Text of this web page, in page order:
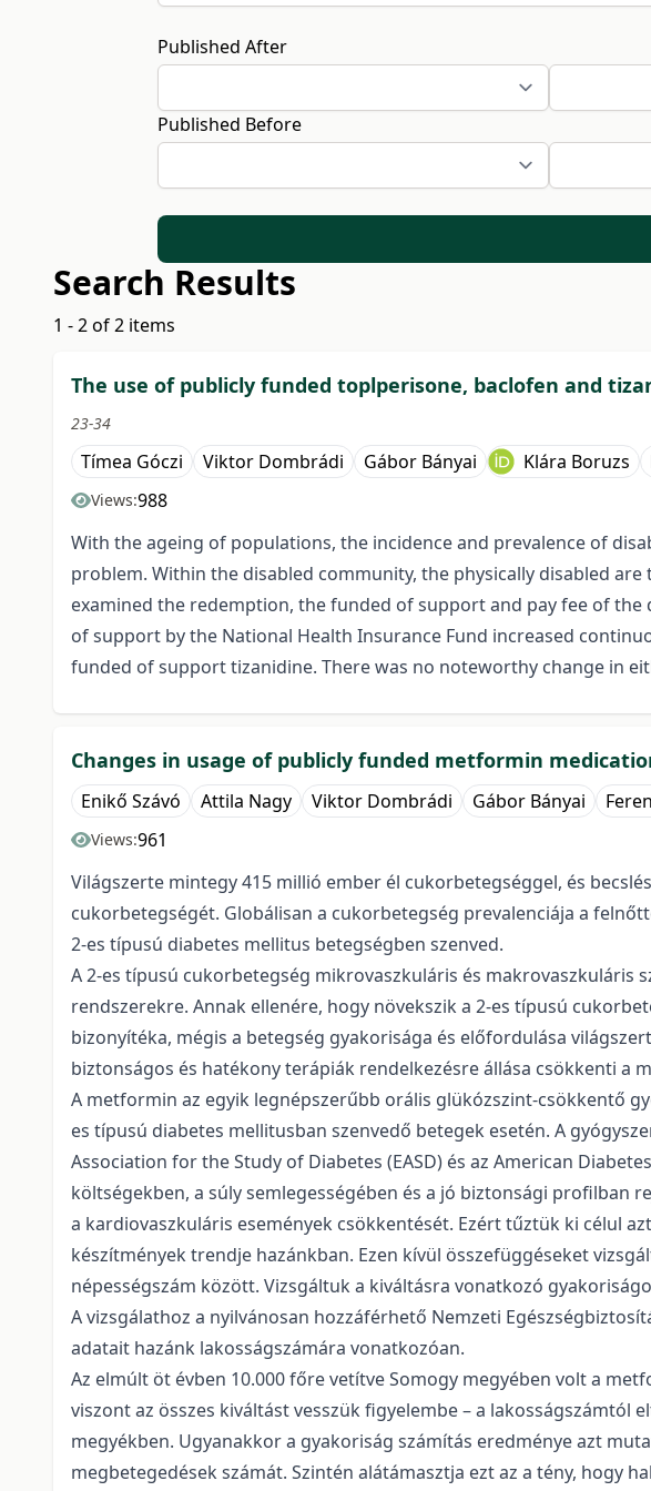
Published After
Published Before
Search Results
1 - 2 of 2 items
The use of publicly funded toplperisone, baclofen and
23-34
Tímea Góczi Viktor Dombrádi Gábor Bányai Klára Boruzs
Views:988
With the ageing of populations, the incidence and prevalence of
problem. Within the disabled community, the physically disabled
examined the redemption, the funded of support and pay fee of
of support by the National Health Insurance Fund increased
funded of support tizanidine. There was no noteworthy change in
Changes in usage of publicly funded metformin
Enikő Szávó Attila Nagy Viktor Dombrádi Gábor Bányai
Views:961
Világszerte mintegy 415 millió ember él cukorbetegséggel, és
cukorbetegségét. Globálisan a cukorbetegség prevalenciája a
2-es típusú diabetes mellitus betegségben szenved.
A 2-es típusú cukorbetegség mikrovaszkuláris és makrovaszkuláris
rendszerekre. Annak ellenére, hogy növekszik a 2-es típusú
bizonyítéka, mégis a betegség gyakorisága és előfordulása
biztonságos és hatékony terápiák rendelkezésre állása csökkenti a
A metformin az egyik legnépszerűbb orális glükózszint-csökkentő
es típusú diabetes mellitusban szenvedő betegek esetén. A
Association for the Study of Diabetes (EASD) és az American
költségekben, a súly semlegességében és a jó biztonsági profilban
a kardiovaszkuláris események csökkentését. Ezért tűztük ki célul
készítmények trendje hazánkban. Ezen kívül összefüggéseket
népességszám között. Vizsgáltuk a kiváltásra vonatkozó
A vizsgálathoz a nyilvánosan hozzáférhető Nemzeti
adatait hazánk lakosságszámára vonatkozóan.
Az elmúlt öt évben 10.000 főre vetítve Somogy megyében volt a
viszont az összes kiváltást vesszük figyelembe – a
megyékben. Ugyanakkor a gyakoriság számítás eredménye azt
megbetegedések számát. Szintén alátámasztja ezt az a tény, hogy